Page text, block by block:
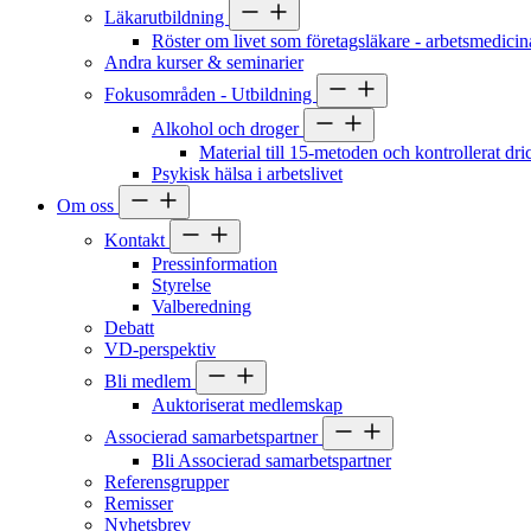
Läkarutbildning
Röster om livet som företagsläkare -
Andra kurser & seminarier
Fokusområden - Utbildning
Alkohol och droger
Material till 15-metoden och kontrollerat
Psykisk hälsa i arbetslivet
Om oss
Kontakt
Pressinformation
Styrelse
Valberedning
Debatt
VD-perspektiv
Bli medlem
Auktoriserat medlemskap
Associerad samarbetspartner
Bli Associerad samarbetspartner
Referensgrupper
Remisser
Nyhetsbrev